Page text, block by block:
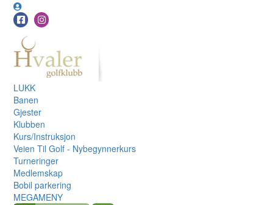
LUKK
Banen
Gjester
Klubben
Kurs/Instruksjon
Veien Til Golf - Nybegynnerkurs
Turneringer
Medlemskap
Bobil parkering
MEGAMENY